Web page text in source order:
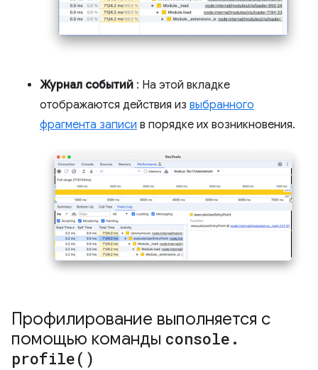
Журнал событий : На этой вкладке
отображаются действия из выбранного
фрагмента записи в порядке их возникновения.
Профилирование выполняется с
помощью команды console .
profile( )